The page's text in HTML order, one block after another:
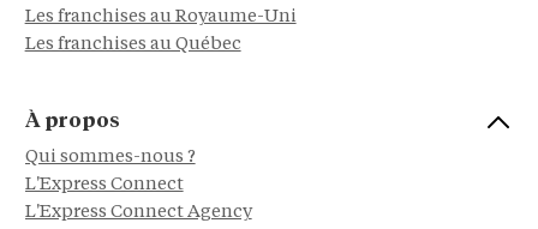
Les franchises au Royaume-Uni
Les franchises au Québec
À propos
Qui sommes-nous ?
L'Express Connect
L'Express Connect Agency